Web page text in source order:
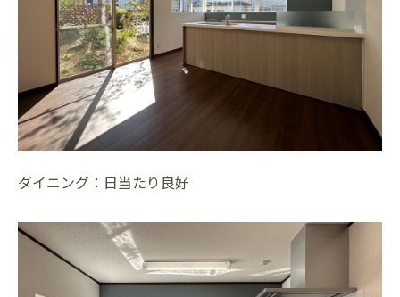
ダイニング：日当たり良好